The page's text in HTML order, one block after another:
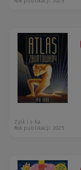
Zysk i s-ka
Rok publikacji: 2025